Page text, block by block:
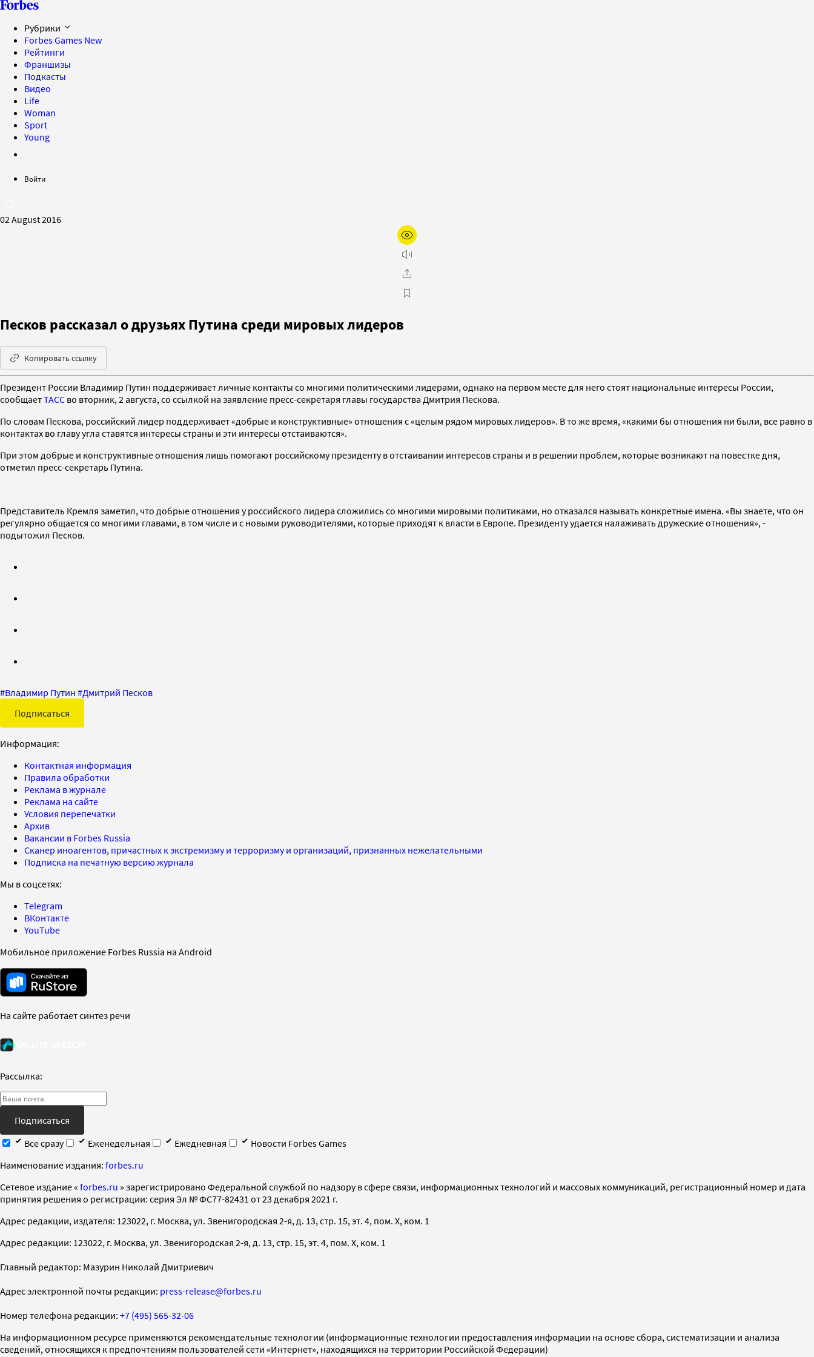
Рубрики
Forbes Games New
Рейтинги
Франшизы
Подкасты
Видео
Life
Woman
Sport
Young
Войти
02 August 2016
Песков рассказал о друзьях Путина среди мировых лидеров
Копировать ссылку
Президент России Владимир Путин поддерживает личные контакты со многими политическими лидерами, однако на первом месте для него стоят национальные интересы России,
сообщаетТАСС во вторник, 2 августа, со ссылкой на заявление пресс-секретаря главы государства Дмитрия Пескова.
По словам Пескова, российский лидер поддерживает «добрые и конструктивные» отношения с «целым рядом мировых лидеров». В то же время, «какими бы отношения ни были, все равно в
контактах во главу угла ставятся интересы страны и эти интересы отстаиваются».
При этом добрые и конструктивные отношения лишь помогают российскому президенту в отстаивании интересов страны и в решении проблем, которые возникают на повестке дня,
отметил пресс-секретарь Путина.
Представитель Кремля заметил, что добрые отношения у российского лидера сложились со многими мировыми политиками, но отказался называть конкретные имена. «Вы знаете, что он
регулярно общается со многими главами, в том числе и с новыми руководителями, которые приходят к власти в Европе. Президенту удается налаживать дружеские отношения», -
подытожил Песков.
#Владимир Путин #Дмитрий Песков
Подписаться
Информация:
Контактная информация
Правила обработки
Реклама в журнале
Реклама на сайте
Условия перепечатки
Архив
Вакансии в Forbes Russia
Сканер иноагентов, причастных к экстремизму и терроризму и организаций, признанных нежелательными
Подписка на печатную версию журнала
Мы в соцсетях:
Telegram
ВКонтакте
YouTube
Мобильное приложение Forbes Russia на Android
На сайте работает синтез речи
Рассылка:
Подписаться
Все сразу
Еженедельная Ежедневная
Новости Forbes Games
Наименование издания: forbes.ru
Cетевое издание « forbes.ru » зарегистрировано Федеральной службой по надзору в сфере связи, информационных технологий и массовых коммуникаций, регистрационный номер и дата
принятия решения о регистрации: серия Эл № ФС77-82431 от 23 декабря 2021 г.
Адрес редакции, издателя: 123022, г. Москва, ул. Звенигородская 2-я, д. 13, стр. 15, эт. 4, пом. X, ком. 1
Адрес редакции: 123022, г. Москва, ул. Звенигородская 2-я, д. 13, стр. 15, эт. 4, пом. X, ком. 1
Главный редактор: Мазурин Николай Дмитриевич
Адрес электронной почты редакции: press-release@forbes.ru
Номер телефона редакции: +7 (495) 565-32-06
На информационном ресурсе применяются рекомендательные технологии (информационные технологии предоставления информации на основе сбора, систематизации и анализа
сведений, относящихся к предпочтениям пользователей сети «Интернет», находящихся на территории Российской Федерации)